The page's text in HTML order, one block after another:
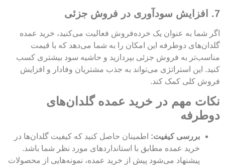
7. افزایش سودآوری در فروش جزئی
اگر شما به عنوان یک خرده‌فروش فعالیت می‌کنید، خرید عمده
گلدان‌های دوطرفه این امکان را به شما می‌دهد که با قیمت
مناسب‌تر به فروش جزئی بپردازید و حاشیه سود بیشتری کسب
کنید. این استراتژی می‌تواند به جذب مشتریان وفادار و افزایش
فروش کلی کمک کند.
نکات مهم در خرید عمده گلدان‌های
دوطرفه
بررسی کیفیت: اطمینان حاصل کنید که کیفیت گلدان‌ها در
خرید عمده مطابق با استانداردهای مورد نظر شما باشد.
پیشنهاد می‌شود پیش از خرید عمده، نمونه‌هایی از محصولات